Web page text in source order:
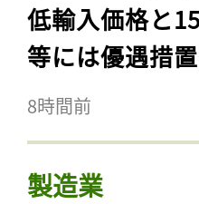
低輸入価格と
等には優遇措置
8時間前
製造業